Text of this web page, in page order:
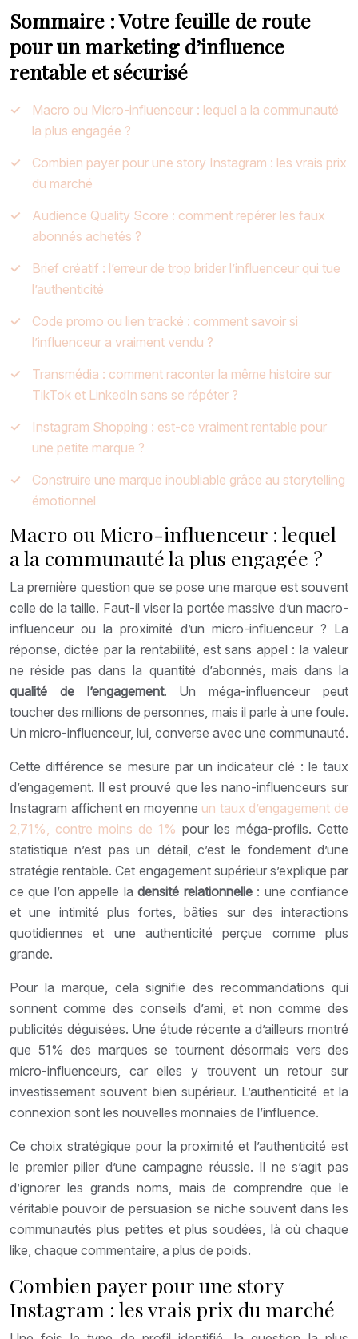
Sommaire : Votre feuille de route
pour un marketing d’influence
rentable et sécurisé
Macro ou Micro-influenceur : lequel a la communauté
la plus engagée ?
Combien payer pour une story Instagram : les vrais prix
du marché
Audience Quality Score : comment repérer les faux
abonnés achetés ?
Brief créatif : l’erreur de trop brider l’influenceur qui tue
l’authenticité
Code promo ou lien tracké : comment savoir si
l’influenceur a vraiment vendu ?
Transmédia : comment raconter la même histoire sur
TikTok et LinkedIn sans se répéter ?
Instagram Shopping : est-ce vraiment rentable pour
une petite marque ?
Construire une marque inoubliable grâce au storytelling
émotionnel
Macro ou Micro-influenceur : lequel
a la communauté la plus engagée ?
La première question que se pose une marque est souvent
celle de la taille. Faut-il viser la portée massive d’un macro-
influenceur ou la proximité d’un micro-influenceur ? La
réponse, dictée par la rentabilité, est sans appel : la valeur
ne réside pas dans la quantité d’abonnés, mais dans la
qualité de l’engagement. Un méga-influenceur peut
toucher des millions de personnes, mais il parle à une foule.
Un micro-influenceur, lui, converse avec une communauté.
Cette différence se mesure par un indicateur clé : le taux
d’engagement. Il est prouvé que les nano-influenceurs sur
Instagram affichent en moyenne un taux d’engagement de
2,71%, contre moins de 1% pour les méga-profils. Cette
statistique n’est pas un détail, c’est le fondement d’une
stratégie rentable. Cet engagement supérieur s’explique par
ce que l’on appelle ladensité relationnelle: une confiance
et une intimité plus fortes, bâties sur des interactions
quotidiennes et une authenticité perçue comme plus
grande.
Pour la marque, cela signifie des recommandations qui
sonnent comme des conseils d’ami, et non comme des
publicités déguisées. Une étude récente a d’ailleurs montré
que 51% des marques se tournent désormais vers des
micro-influenceurs, car elles y trouvent un retour sur
investissement souvent bien supérieur. L’authenticité et la
connexion sont les nouvelles monnaies de l’influence.
Ce choix stratégique pour la proximité et l’authenticité est
le premier pilier d’une campagne réussie. Il ne s’agit pas
d’ignorer les grands noms, mais de comprendre que le
véritable pouvoir de persuasion se niche souvent dans les
communautés plus petites et plus soudées, là où chaque
like, chaque commentaire, a plus de poids.
Combien payer pour une story
Instagram : les vrais prix du marché